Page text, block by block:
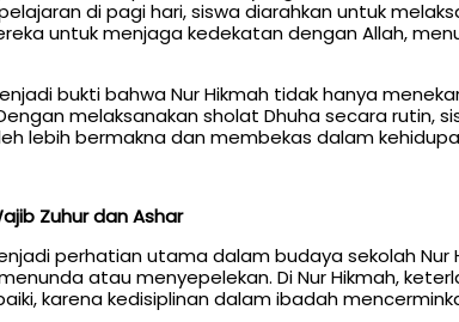
di pagi hari, siswa diarahkan untuk
untuk menjaga kedekatan dengan Allah,
bukti bahwa Nur Hikmah tidak hanya
melaksanakan sholat Dhuha secara rutin,
lebih bermakna dan membekas dalam
Zuhur dan Ashar
perhatian utama dalam budaya sekolah
atau menyepelekan. Di Nur Hikmah,
karena kedisiplinan dalam ibadah